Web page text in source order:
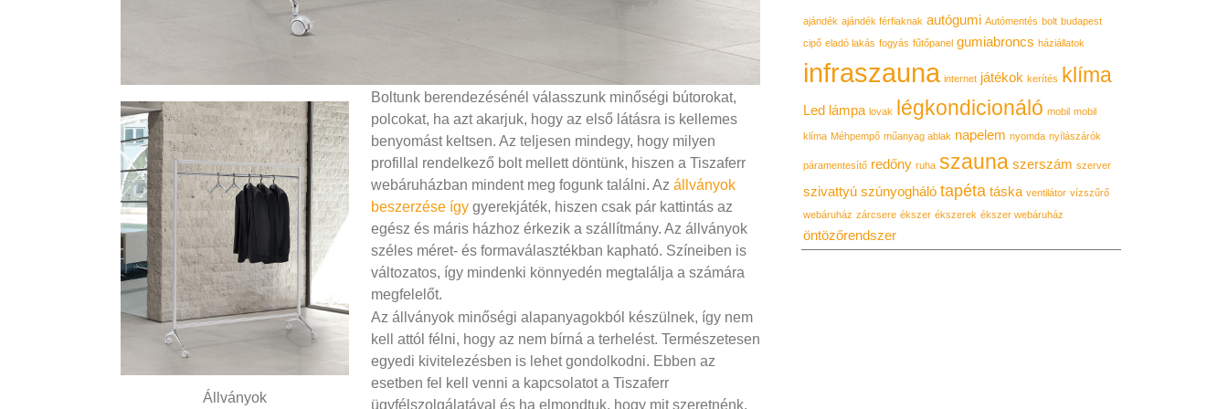
Állványok
Boltunk berendezésénél válasszunk minőségi bútorokat,
polcokat, ha azt akarjuk, hogy az első látásra is kellemes
benyomást keltsen. Az teljesen mindegy, hogy milyen
profillal rendelkező bolt mellett döntünk, hiszen a Tiszaferr
webáruházban mindent meg fogunk találni. Az állványok
beszerzése így gyerekjáték, hiszen csak pár kattintás az
egész és máris házhoz érkezik a szállítmány. Az állványok
széles méret- és formaválasztékban kapható. Színeiben is
változatos, így mindenki könnyedén megtalálja a számára
megfelelőt.
Az állványok minőségi alapanyagokból készülnek, így nem
kell attól félni, hogy az nem bírná a terhelést. Természetesen
egyedi kivitelezésben is lehet gondolkodni. Ebben az
esetben fel kell venni a kapcsolatot a Tiszaferr
ügyfélszolgálatával és ha elmondtuk, hogy mit szeretnénk,
ajándék ajándék férfiaknak autógumi Autómentés bolt budapest
cipő eladó lakás fogyás fűtőpanel gumiabroncs háziállatok
infraszauna internet játékok kerítés klíma
Led lámpa lovak légkondicionáló mobil mobil
klíma Méhpempő műanyag ablak napelem nyomda nyílászárók
páramentesítő redőny ruha szauna szerszám szerver
szivattyú szúnyogháló tapéta táska ventilátor vízszűrő
webáruház zárcsere ékszer ékszerek ékszer webáruház
öntözőrendszer